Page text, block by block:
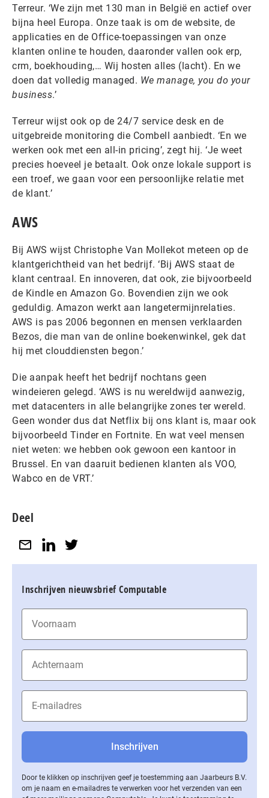
Terreur. ‘We zijn met 130 man in België en actief over
bijna heel Europa. Onze taak is om de website, de
applicaties en de Office-toepassingen van onze
klanten online te houden, daaronder vallen ook erp,
crm, boekhouding,… Wij hosten alles (lacht). En we
doen dat volledig managed. We manage, you do your
business.’
Terreur wijst ook op de 24/7 service desk en de
uitgebreide monitoring die Combell aanbiedt. ‘En we
werken ook met een all-in pricing’, zegt hij. ‘Je weet
precies hoeveel je betaalt. Ook onze lokale support is
een troef, we gaan voor een persoonlijke relatie met
de klant.’
AWS
Bij AWS wijst Christophe Van Mollekot meteen op de
klantgerichtheid van het bedrijf. ‘Bij AWS staat de
klant centraal. En innoveren, dat ook, zie bijvoorbeeld
de Kindle en Amazon Go. Bovendien zijn we ook
geduldig. Amazon werkt aan langetermijnrelaties.
AWS is pas 2006 begonnen en mensen verklaarden
Bezos, die man van de online boekenwinkel, gek dat
hij met clouddiensten begon.’
Die aanpak heeft het bedrijf nochtans geen
windeieren gelegd. ‘AWS is nu wereldwijd aanwezig,
met datacenters in alle belangrijke zones ter wereld.
Geen wonder dus dat Netflix bij ons klant is, maar ook
bijvoorbeeld Tinder en Fortnite. En wat veel mensen
niet weten: we hebben ook gewoon een kantoor in
Brussel. En van daaruit bedienen klanten als VOO,
Wabco en de VRT.’
Deel
Inschrijven nieuwsbrief Computable
Door te klikken op inschrijven geef je toestemming aan Jaarbeurs B.V.
om je naam en e-mailadres te verwerken voor het verzenden van een